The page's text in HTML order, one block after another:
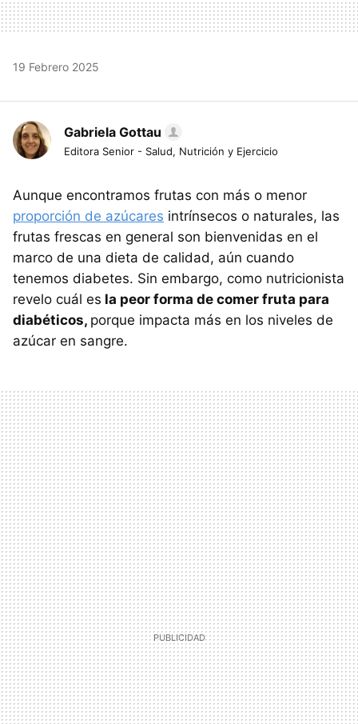
19 Febrero 2025
Gabriela Gottau
Editora Senior - Salud, Nutrición y Ejercicio
Aunque encontramos frutas con más o menor
proporción de azúcares intrínsecos o naturales, las
frutas frescas en general son bienvenidas en el
marco de una dieta de calidad, aún cuando
tenemos diabetes. Sin embargo, como nutricionista
revelo cuál es la peor forma de comer fruta para
diabéticos, porque impacta más en los niveles de
azúcar en sangre.